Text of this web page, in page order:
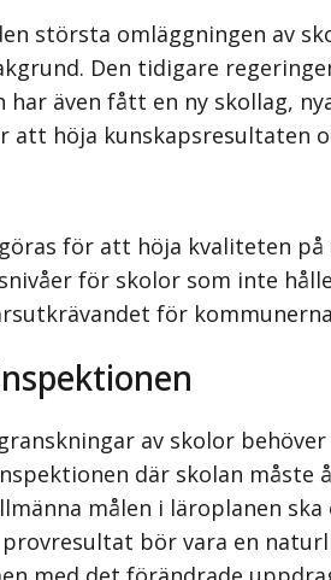
största omläggningen av
Den tidigare
även fått en ny skollag,
höja kunskapsresultaten
för att höja kvaliteten
för skolor som inte
för
av skolor
där skolan
målen i läroplanen
bör vara en